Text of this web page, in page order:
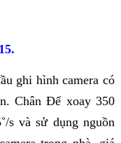
ghi hình camera có
Chân Đế xoay 350
s và sử dụng nguồn